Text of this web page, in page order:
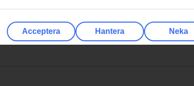
Acceptera Hantera Neka